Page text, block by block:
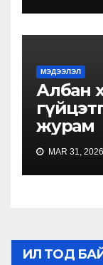
МЭДЭЭЛЭЛ
Албан
журам
MAR 31, 2026
ИЛ ТОД